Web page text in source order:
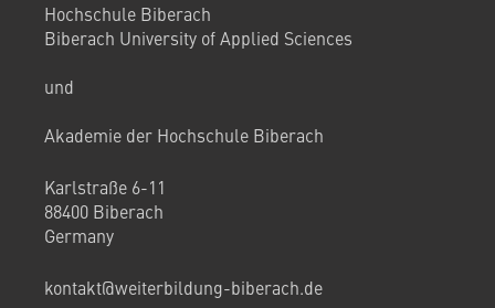
Hochschule Biberach
Biberach University of Applied Sciences
und
Akademie der Hochschule Biberach
Karlstraße 6-11
88400 Biberach
Germany
kontakt@weiterbildung-biberach.de